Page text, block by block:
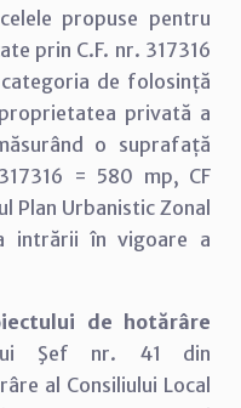
propuse pentru
prin C.F. nr. 317316
de folosință
privată a
o suprafață
= 580 mp, CF
Plan Urbanistic Zonal
intrării în vigoare a
de hotărâre
Şef nr. 41 din
al Consiliului Local